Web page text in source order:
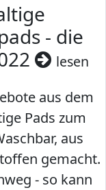
- die
lesen
aus dem
Pads zum
aus
gemacht.
- so kann